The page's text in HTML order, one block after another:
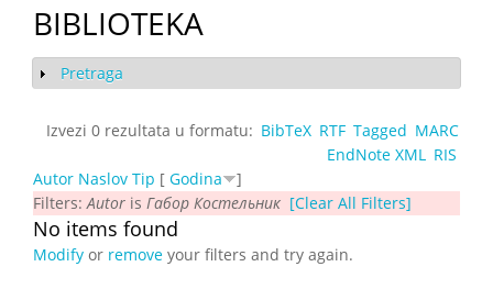
BIBLIOTEKA
Show
Pretraga
Izvezi 0 rezultata u formatu: BibTeX RTF Tagged MARC
EndNote XML
RIS
Autor Naslov Tip [ Godina
]
Filters: Autor is Габор Костельник [Clear All Filters]
No items found
Modify or remove your filters and try again.